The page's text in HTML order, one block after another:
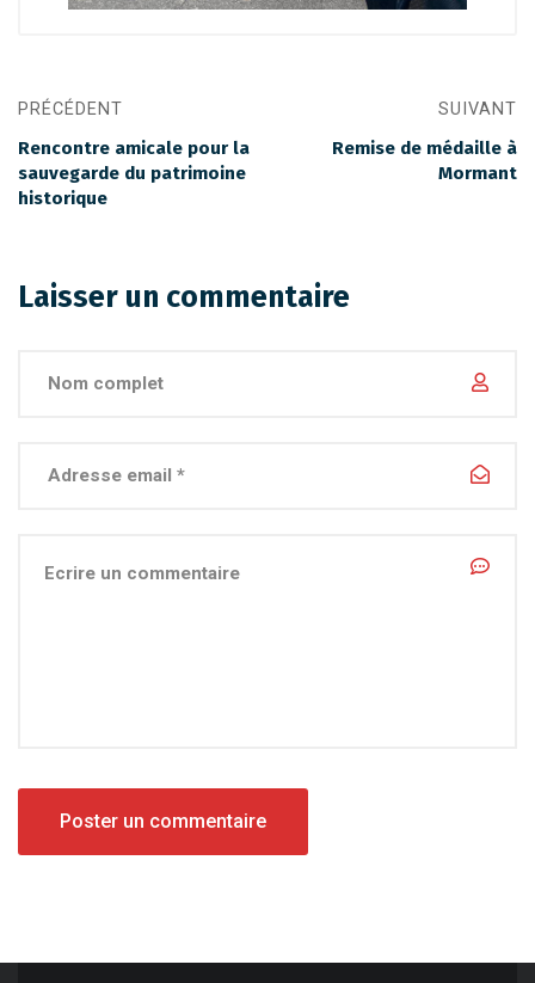
PRÉCÉDENT
Rencontre amicale pour la
sauvegarde du patrimoine
historique
SUIVANT
Remise de médaille à
Mormant
Laisser un commentaire